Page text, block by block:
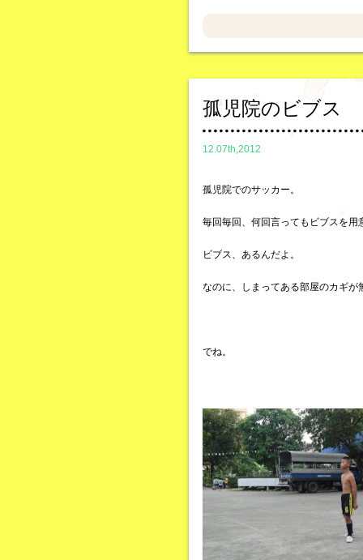
孤児院のビブス
12.07th,2012
孤児院でのサッカー。
毎回毎回、何回言ってもビブスを用
ビブス、あるんだよ。
なのに、しまってある部屋のカギが
でね。